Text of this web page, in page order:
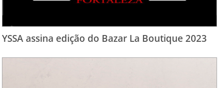
YSSA assina edição do Bazar La Boutique 2023